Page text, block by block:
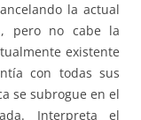
la actual
pero no cabe la
existente
con todas sus
se subrogue en el
Interpreta el